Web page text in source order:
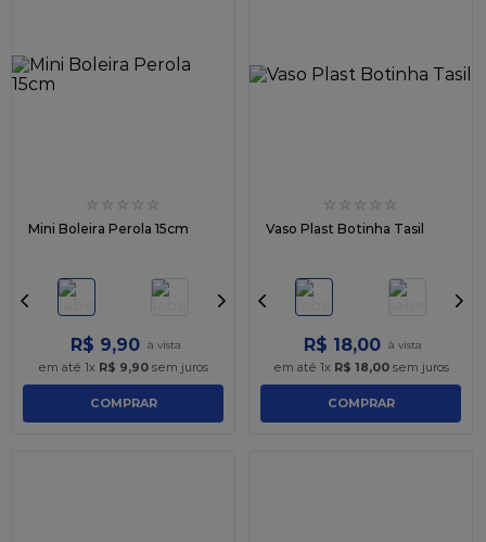
☆ ☆ ☆ ☆ ☆
Mini Boleira Perola 15cm
R$ 9,90
em até 1x R$ 9,90 sem juros
COMPRAR
☆ ☆ ☆ ☆ ☆
Vaso Plast Botinha Tasil
R$ 18,00
em até 1x R$ 18,00sem juros
COMPRAR